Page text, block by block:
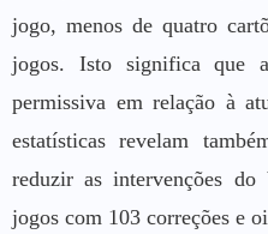
jogo, menos de quatro
jogos. Isto significa que
permissiva em relação à
estatísticas revelam
reduzir as intervenções
jogos com 103 correções e